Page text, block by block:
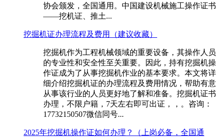
协会颁发，全国通用。中国建设机械施工操作证书
——挖机证、推土...
挖掘机证办理流程及费用（建议收藏）
挖掘机作为工程机械领域的重要设备，其操作人员
的专业性和安全性至关重要。因此，持有挖掘机操
作证成为了从事挖掘机作业的基本要求。本文将详
细介绍挖掘机证的办理流程及费用情况，帮助有意
从事该行业的人员更好地了解和准备。挖掘机证书
办理，不限户籍，7天左右即可出证，，。咨询：
17732150507微信同号...
2025年挖掘机操作证如何办理？（上岗必备，全国通